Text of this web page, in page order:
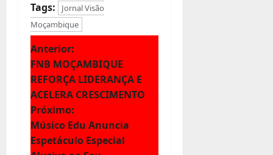
Tags:
Jornal Visão
Moçambique
N
a
v
e
Anterior:
FNB MOÇAMBIQUE
REFORÇA LIDERANÇA E
ACELERA CRESCIMENTO
Próximo:
Músico Edu Anuncia
Espetáculo Especial